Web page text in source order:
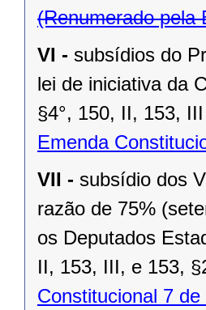
(Renumerado pela
VI - subsídios do
lei de iniciativa da
§4°, 150, II, 153,
Emenda
VII - subsídio dos
razão de 75%
os Deputados
II, 153, III, e 153,
Constitucional 7